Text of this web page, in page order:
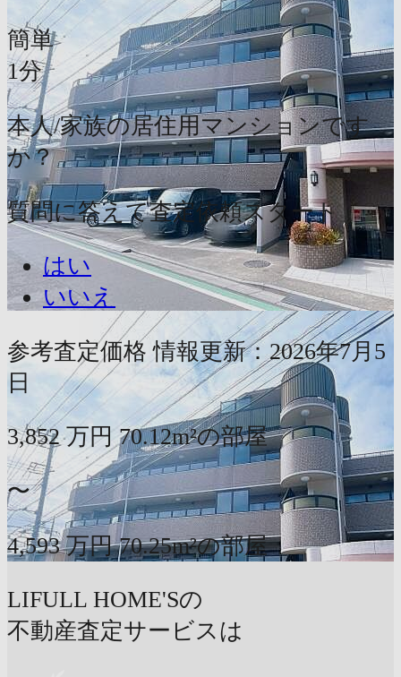
簡単
1分
本人/家族の居住用マンションです
か？
質問に答えて査定依頼スタート
はい
いいえ
参考査定価格 情報更新：2026年7月5
日
3,852 万円 70.12m²の部屋
〜
4,593 万円 70.25m²の部屋
LIFULL HOME'Sの
不動産査定サービスは